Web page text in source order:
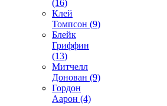
(16)
Клей
Томпсон (9)
Блейк
Гриффин
(13)
Митчелл
Донован (9)
Гордон
Аарон (4)